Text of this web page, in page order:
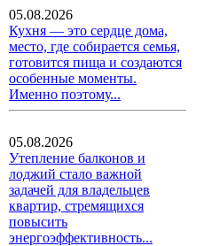
05.08.2026
Кухня — это сердце дома,
место, где собирается семья,
готовится пища и создаются
особенные моменты.
Именно поэтому...
05.08.2026
Утепление балконов и
лоджий стало важной
задачей для владельцев
квартир, стремящихся
повысить
энергоэффективность...